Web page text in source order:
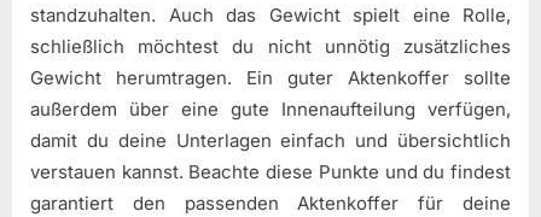
standzuhalten. Auch das Gewicht spielt eine Rolle,
schließlich möchtest du nicht unnötig zusätzliches
Gewicht herumtragen. Ein guter Aktenkoffer sollte
außerdem über eine gute Innenaufteilung verfügen,
damit du deine Unterlagen einfach und übersichtlich
verstauen kannst. Beachte diese Punkte und du findest
garantiert den passenden Aktenkoffer für deine